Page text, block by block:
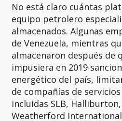
No está claro cuántas
equipo petrolero
almacenados. Algunas
de Venezuela, mientras
almacenaron después de
impusiera en 2019
energético del país,
de compañías de
incluidas SLB,
Weatherford